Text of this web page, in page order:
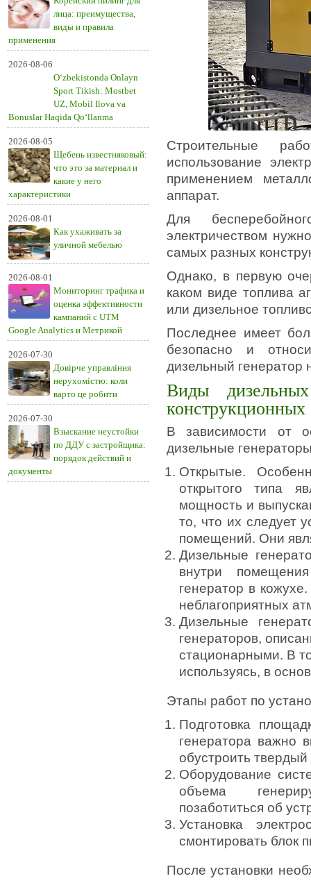
лица: преимущества,
виды и правила
применения
2026-08-06
O‘zbekistonda Onlayn
Sport Tikish: Mostbet
UZ, Mobil Ilova va
Bonuslar Haqida Qo‘llanma
2026-08-05
Щебень известняковый:
что это за материал и
какие у него
характеристики
2026-08-01
Как ухаживать за
уличной мебелью
2026-08-01
Мониторинг трафика и
оценка эффективности
кампаний с UTM
Google Analytics и Метрикой
2026-07-30
Довірче управління
нерухомістю: коли
варто це робити
2026-07-30
Взыскание неустойки
по ДДУ с застройщика:
порядок действий и
документы
Строительные
использование
применением
аппарат.
Для
электричеством
самых разных
Однако, в первую
каком виде топлива
или дизельное
Последнее имеет
безопасно и
дизельный генератор
Виды
конструкционных
В зависимости от
дизельные
Открытые.
открытого типа
мощность и
то, что их следует
помещений. Они
Дизельные
внутри
генератор в
неблагоприятных
Дизельные
генераторов,
стационарными. В
используясь, в
Этапы работ по
Подготовка
генератора важно
обустроить
Оборудование
объема
позаботиться об
Установка
смонтировать блок
После установки